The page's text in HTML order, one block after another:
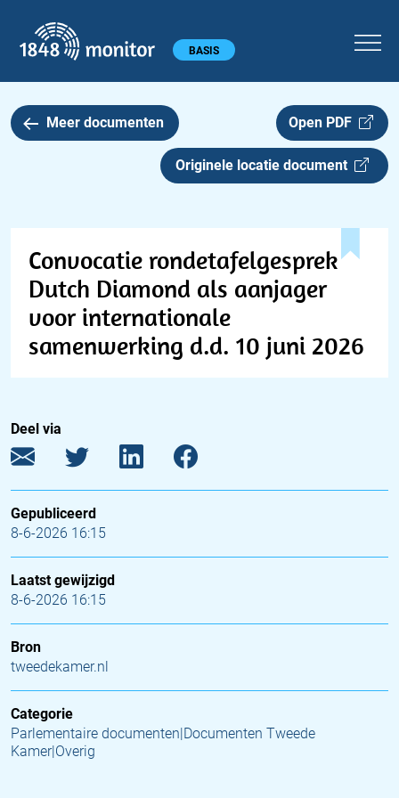
Hoofdmenu BASIS
Meer documenten Open PDF
Originele locatie document
Convocatie rondetafelgesprek
Dutch Diamond als aanjager
voor internationale
samenwerking d.d. 10 juni 2026
Deel via
Gepubliceerd
8-6-2026 16:15
Laatst gewijzigd
8-6-2026 16:15
Bron
tweedekamer.nl
Categorie
Parlementaire documenten|Documenten Tweede
Kamer|Overig